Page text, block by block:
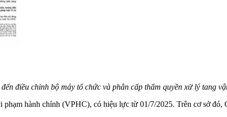
điều chỉnh bộ máy tổ chức và phân cấp thẩm quyền xử lý tang
hành chính (VPHC), có hiệu lực từ 01/7/2025. Trên cơ sở đó,